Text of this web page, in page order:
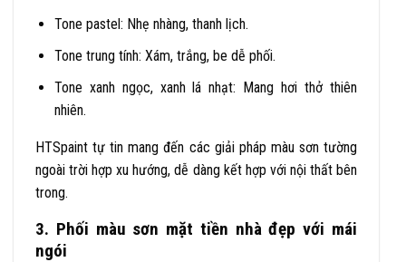
Tone pastel: Nhẹ nhàng, thanh lịch.
Tone trung tính: Xám, trắng, be dễ phối.
Tone xanh ngọc, xanh lá nhạt: Mang hơi thở thiên
nhiên.
HTSpaint tự tin mang đến các giải pháp màu sơn tường
ngoài trời hợp xu hướng, dễ dàng kết hợp với nội thất bên
trong.
3. Phối màu sơn mặt tiền nhà đẹp với mái
ngói